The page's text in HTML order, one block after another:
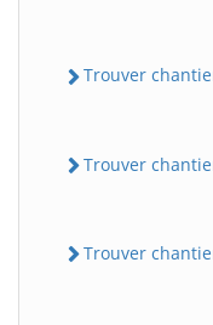
Trouver
Trouver
Trouver